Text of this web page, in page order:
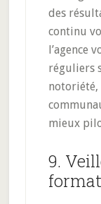
des
continu
l’agence
réguliers
notoriété,
mieux
9.